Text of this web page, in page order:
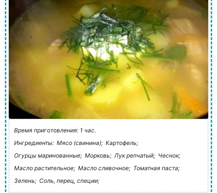
Время приготовления: 1 час.
Ингредиенты: Мясо (свинина); Картофель;
Огурцы маринованные; Морковь; Лук репчатый; Чеснок;
Масло растительное; Масло сливочное; Томатная паста;
Зелень; Соль, перец, специи;